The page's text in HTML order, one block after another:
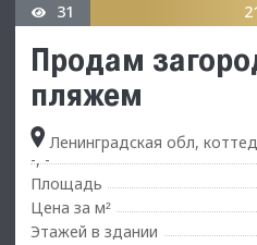
31
Продам
пляжем
Ленинградская обл,
-, -
Площадь
Цена за м²
Этажей в здании